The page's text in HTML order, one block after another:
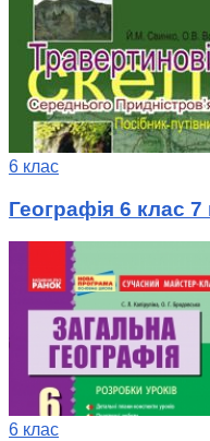
6 клас
Географія 6 клас
6 клас